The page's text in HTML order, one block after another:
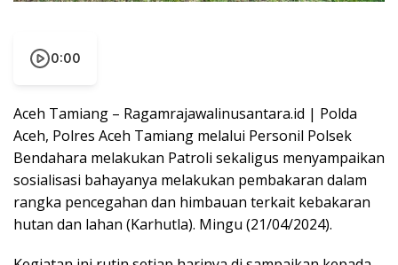
0:00
Aceh Tamiang – Ragamrajawalinusantara.id | Polda
Aceh, Polres Aceh Tamiang melalui Personil Polsek
Bendahara melakukan Patroli sekaligus menyampaikan
sosialisasi bahayanya melakukan pembakaran dalam
rangka pencegahan dan himbauan terkait kebakaran
hutan dan lahan (Karhutla). Mingu (21/04/2024).